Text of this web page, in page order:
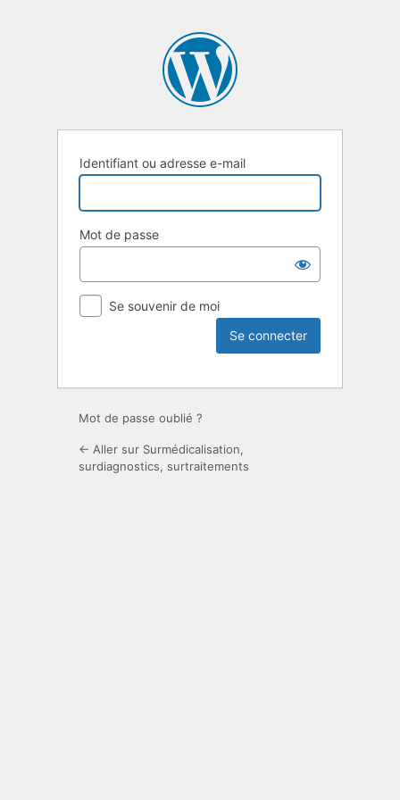
Identifiant ou adresse e-mail
Mot de passe
Se souvenir de moi
Mot de passe oublié ?
← Aller sur Surmédicalisation,
surdiagnostics, surtraitements